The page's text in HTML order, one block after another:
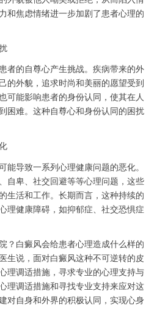
和焦虑情绪进一步加剧了患者心理的
的自尊心产生挑战。疾病带来的外
的外貌，追求时尚和美丽的愿望受到
可能影响患者的身份认同，使其在人
困难。这种自尊心和身份认同的困扰
导致一系列心理健康问题的恶化。
自卑、社交回避等等心理问题，这些
生活和工作。长期而言，这种持续的
理健康障碍，如抑郁症、社交恐惧症
白癜风会给患者心理造成什么样的
生说，面对白癜风这种不可逆转的皮
理调适措施，寻求专业的心理支持与
理调适措施和寻找专业支持来应对这
对自身和外界的积极认同，实现心身